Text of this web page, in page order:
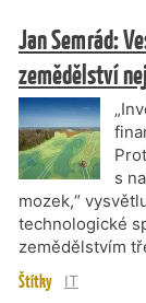
Jan Semrád:
zemědělství
s
mozek,“
technologické
zemědělstvím
Štítky IT